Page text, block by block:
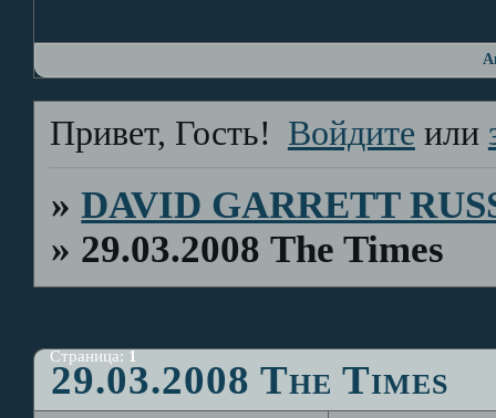
Привет, Гость! Войдите или
»DAVID GARRETT
» 29.03.2008 The Times
29.03.2008 The Times
Страница:1